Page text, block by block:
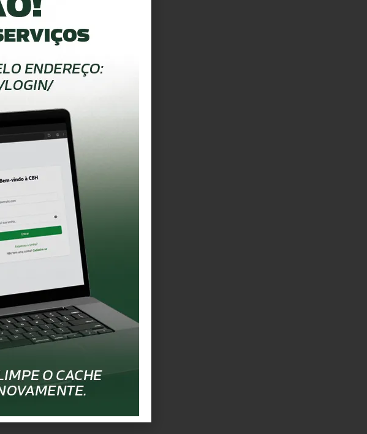
– 4pp – 97s57
ano; foto: arquivo FPH
88s67
– 12pp – 94s90
dois dias de provas com dois
em seletivas por todo
dos quatro percursos e a
se à Final 16 conjuntos
(categoria Children A), mas
do planeta. A grande Final
em Hong Kong, em data a ser